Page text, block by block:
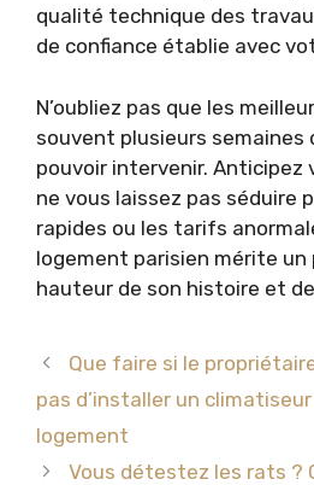
qualité technique des
de confiance établie avec
N’oubliez pas que les
souvent plusieurs semaines
pouvoir intervenir. Anticipez
ne vous laissez pas séduire
rapides ou les tarifs
logement parisien mérite un
hauteur de son histoire et
Que faire si le
pas d’installer un
logement
Vous détestez les rats ?